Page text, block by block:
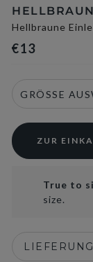
HELLBRAUN
Hellbraune
€13
ZUR
True to
size.